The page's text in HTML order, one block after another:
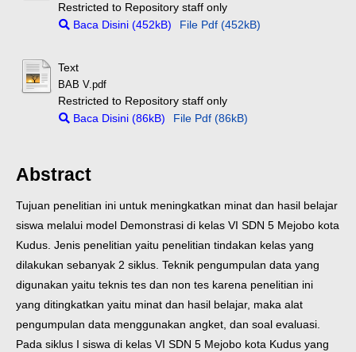
Restricted to Repository staff only
Baca Disini (452kB)
File Pdf (452kB)
Text
BAB V.pdf
Restricted to Repository staff only
Baca Disini (86kB)
File Pdf (86kB)
Abstract
Tujuan penelitian ini untuk meningkatkan minat dan hasil belajar
siswa melalui model Demonstrasi di kelas VI SDN 5 Mejobo kota
Kudus. Jenis penelitian yaitu penelitian tindakan kelas yang
dilakukan sebanyak 2 siklus. Teknik pengumpulan data yang
digunakan yaitu teknis tes dan non tes karena penelitian ini
yang ditingkatkan yaitu minat dan hasil belajar, maka alat
pengumpulan data menggunakan angket, dan soal evaluasi.
Pada siklus I siswa di kelas VI SDN 5 Mejobo kota Kudus yang